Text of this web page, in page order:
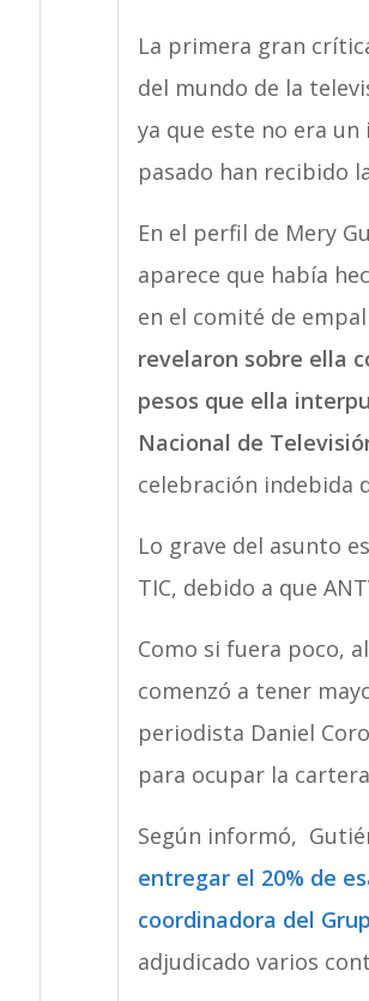
La primera gran
del mundo de la
ya que este no era
pasado han recibido
En el perfil de Mery
aparece que había
en el comité de
revelaron sobre ella
pesos que ella
Nacional de
celebración indebida
Lo grave del asunto
TIC, debido a que
Como si fuera poco,
comenzó a tener
periodista Daniel
para ocupar la
Según informó,
entregar el 20% de
coordinadora del
adjudicado varios